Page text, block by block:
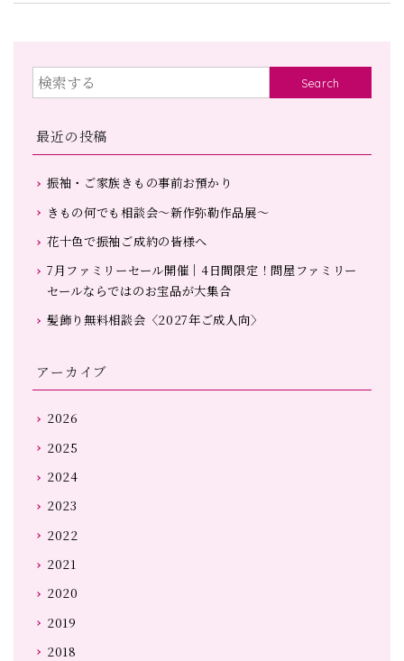
Search
最近の投稿
振袖・ご家族きもの事前お預かり
きもの何でも相談会～新作弥勒作品展～
花十色で振袖ご成約の皆様へ
7月ファミリーセール開催｜4日間限定！問屋ファミリー
セールならではのお宝品が大集合
髪飾り無料相談会〈2027年ご成人向〉
アーカイブ
2026
2025
2024
2023
2022
2021
2020
2019
2018